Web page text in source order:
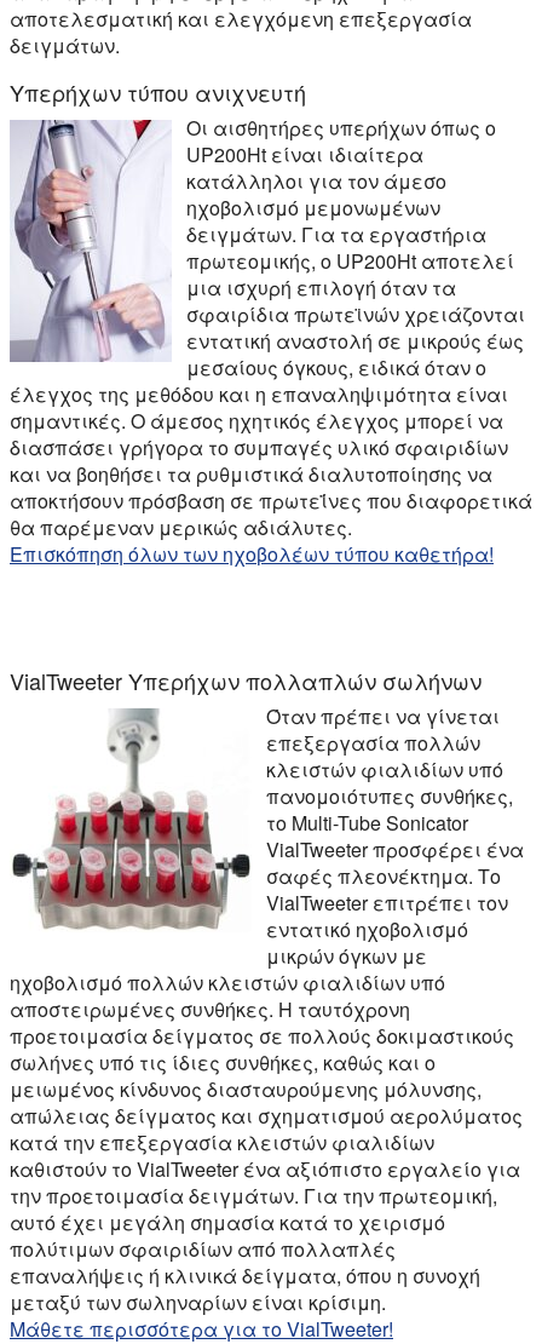
αποτελεσματική και ελεγχόμενη επεξεργασία
δειγμάτων.
Υπερήχων τύπου ανιχνευτή
Οι αισθητήρες υπερήχων όπως ο
UP200Ht είναι ιδιαίτερα
κατάλληλοι για τον άμεσο
ηχοβολισμό μεμονωμένων
δειγμάτων. Για τα εργαστήρια
πρωτεομικής, ο UP200Ht αποτελεί
μια ισχυρή επιλογή όταν τα
σφαιρίδια πρωτεϊνών χρειάζονται
εντατική αναστολή σε μικρούς έως
μεσαίους όγκους, ειδικά όταν ο
έλεγχος της μεθόδου και η επαναληψιμότητα είναι
σημαντικές. Ο άμεσος ηχητικός έλεγχος μπορεί να
διασπάσει γρήγορα το συμπαγές υλικό σφαιριδίων
και να βοηθήσει τα ρυθμιστικά διαλυτοποίησης να
αποκτήσουν πρόσβαση σε πρωτεΐνες που διαφορετικά
θα παρέμεναν μερικώς αδιάλυτες.
Επισκόπηση όλων των ηχοβολέων τύπου καθετήρα!
VialTweeter Υπερήχων πολλαπλών σωλήνων
Όταν πρέπει να γίνεται
επεξεργασία πολλών
κλειστών φιαλιδίων υπό
πανομοιότυπες συνθήκες,
το Multi-Tube Sonicator
VialTweeter προσφέρει ένα
σαφές πλεονέκτημα. Το
VialTweeter επιτρέπει τον
εντατικό ηχοβολισμό
μικρών όγκων με
ηχοβολισμό πολλών κλειστών φιαλιδίων υπό
αποστειρωμένες συνθήκες. Η ταυτόχρονη
προετοιμασία δείγματος σε πολλούς δοκιμαστικούς
σωλήνες υπό τις ίδιες συνθήκες, καθώς και ο
μειωμένος κίνδυνος διασταυρούμενης μόλυνσης,
απώλειας δείγματος και σχηματισμού αερολύματος
κατά την επεξεργασία κλειστών φιαλιδίων
καθιστούν το VialTweeter ένα αξιόπιστο εργαλείο για
την προετοιμασία δειγμάτων. Για την πρωτεομική,
αυτό έχει μεγάλη σημασία κατά το χειρισμό
πολύτιμων σφαιριδίων από πολλαπλές
επαναλήψεις ή κλινικά δείγματα, όπου η συνοχή
μεταξύ των σωληναρίων είναι κρίσιμη.
Μάθετε περισσότερα για το VialTweeter!